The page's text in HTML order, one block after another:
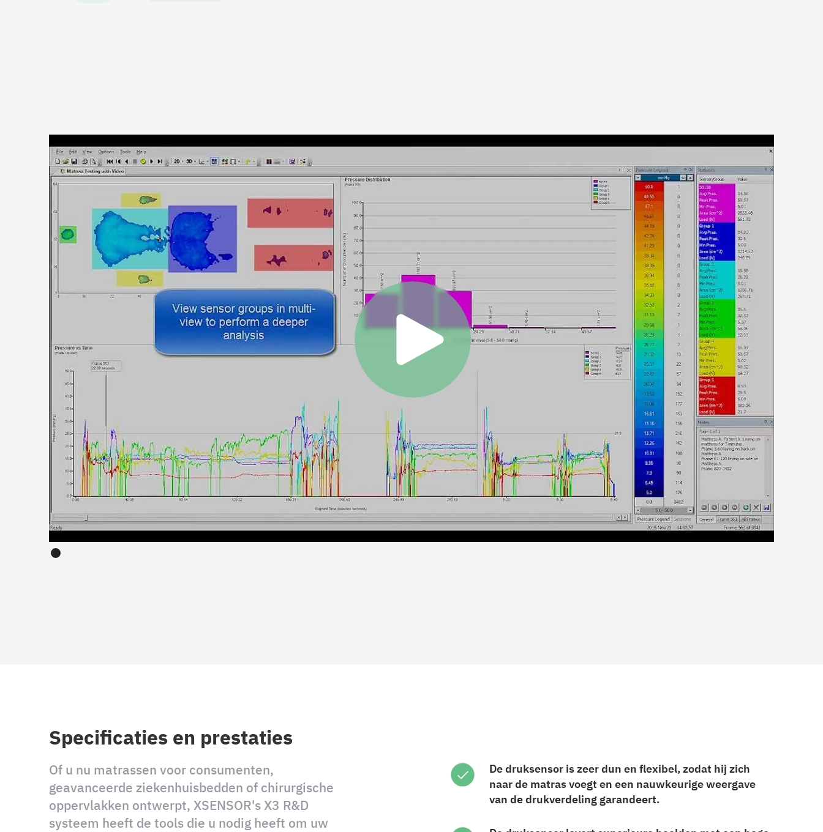
Specificaties en prestaties
Of u nu matrassen voor consumenten,
geavanceerde ziekenhuisbedden of chirurgische
oppervlakken ontwerpt, XSENSOR's X3 R&D
systeem heeft de tools die u nodig heeft om uw
De druksensor is zeer dun en flexibel, zodat hij zich
naar de matras voegt en een nauwkeurige weergave
van de drukverdeling garandeert.